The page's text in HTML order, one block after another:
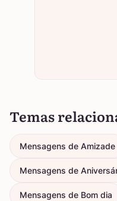
Temas
Mensagens de Amizade
Mensagens de
Mensagens de Bom dia